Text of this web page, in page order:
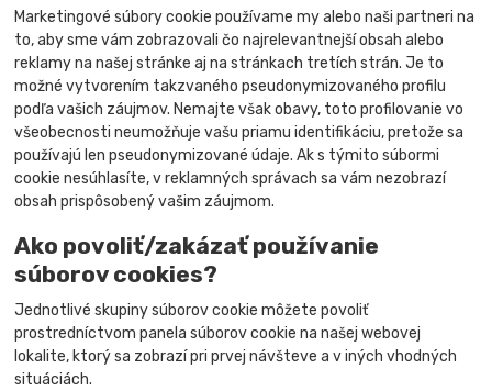
Marketingové súbory cookie používame my alebo naši partneri na
to, aby sme vám zobrazovali čo najrelevantnejší obsah alebo
reklamy na našej stránke aj na stránkach tretích strán. Je to
možné vytvorením takzvaného pseudonymizovaného profilu
podľa vašich záujmov. Nemajte však obavy, toto profilovanie vo
všeobecnosti neumožňuje vašu priamu identifikáciu, pretože sa
používajú len pseudonymizované údaje. Ak s týmito súbormi
cookie nesúhlasíte, v reklamných správach sa vám nezobrazí
obsah prispôsobený vašim záujmom.
Ako povoliť/zakázať používanie
súborov cookies?
Jednotlivé skupiny súborov cookie môžete povoliť
prostredníctvom panela súborov cookie na našej webovej
lokalite, ktorý sa zobrazí pri prvej návšteve a v iných vhodných
situáciách.